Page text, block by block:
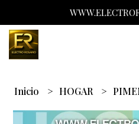
Inicio HOGAR